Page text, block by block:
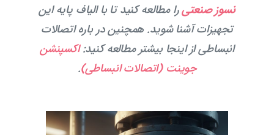
نسوز صنعتیرا مطالعه کنید تا با الیاف پایه این
تجهیزات آشنا شوید. همچنین در باره اتصالات
انبساطی از اینجا بیشتر مطالعه کنید:اکسپنشن
جوینت (اتصالات انبساطی).